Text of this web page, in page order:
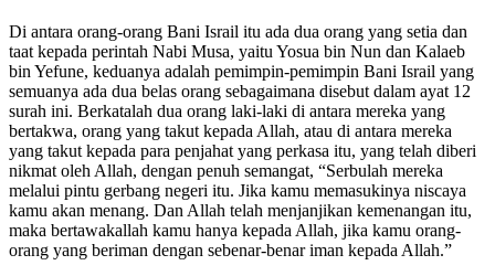
Di antara orang-orang Bani Israil itu ada dua orang yang setia dan
taat kepada perintah Nabi Musa, yaitu Yosua bin Nun dan Kalaeb
bin Yefune, keduanya adalah pemimpin-pemimpin Bani Israil yang
semuanya ada dua belas orang sebagaimana disebut dalam ayat 12
surah ini. Berkatalah dua orang laki-laki di antara mereka yang
bertakwa, orang yang takut kepada Allah, atau di antara mereka
yang takut kepada para penjahat yang perkasa itu, yang telah diberi
nikmat oleh Allah, dengan penuh semangat, “Serbulah mereka
melalui pintu gerbang negeri itu. Jika kamu memasukinya niscaya
kamu akan menang. Dan Allah telah menjanjikan kemenangan itu,
maka bertawakallah kamu hanya kepada Allah, jika kamu orang-
orang yang beriman dengan sebenar-benar iman kepada Allah.”